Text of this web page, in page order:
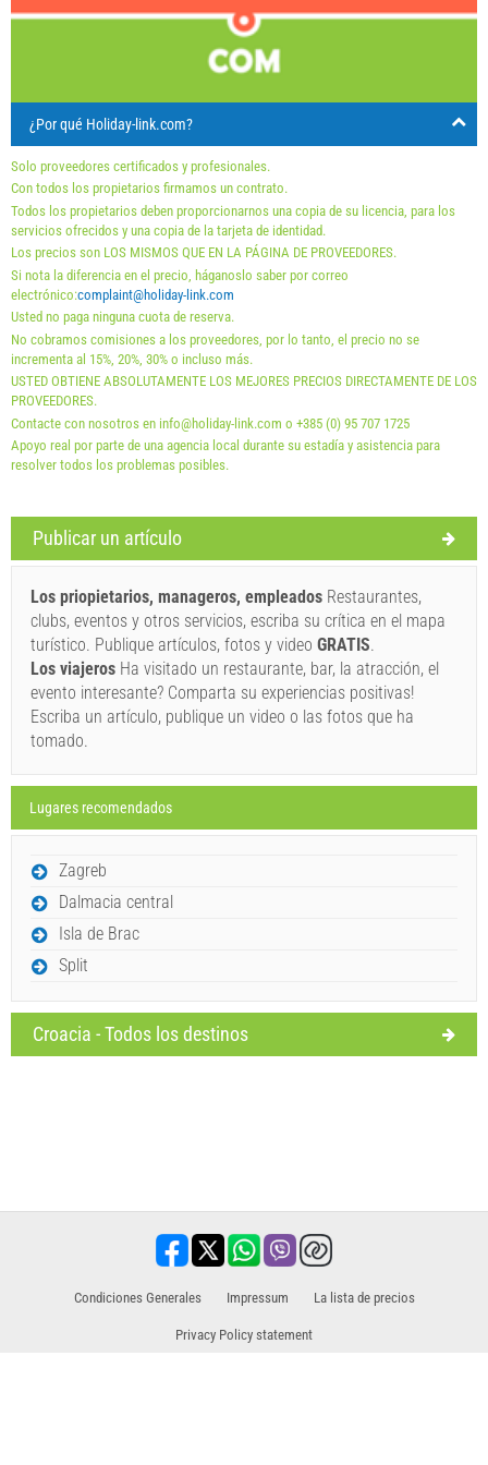
El precio vale para un numero determinado di personas
Holiday-Link paga: 3 oct. 2025 - 31 dic. 2026 / - 10 %
First minute 6 may. 2026 - 31 dic. 2027 / - 10 %
Last minute 6 may. 2026 - 31 dic. 2027 / - 15 %
Last minute 6 may. 2026 - 31 dic. 2027 / - 10 %
Obligatorio:La registracion (01.07. - 31.08): 10 EUR (once -
para_person), La registracion (01.01 - 30.06. / 01.09. -
31.12.): 5 EUR (once - para_person)
17
18 19 20 21 22
23
26 27 28
Términos y condiciones del proveedor
Reserve y espere la confirmación
Si no desea reservar de inmediato y tiene más preguntas,
por favor, complete y haga clic en "Enviar una consulta".
Enviar una consulta
¿Por qué Holiday-link.com?
Solo proveedores certificados y profesionales.
Con todos los propietarios firmamos un contrato.
Todos los propietarios deben proporcionarnos una copia de su licencia, para los
servicios ofrecidos y una copia de la tarjeta de identidad.
Los precios son LOS MISMOS QUE EN LA PÁGINA DE PROVEEDORES.
Si nota la diferencia en el precio, háganoslo saber por correo
electrónico:complaint@holiday-link.com
Usted no paga ninguna cuota de reserva.
No cobramos comisiones a los proveedores, por lo tanto, el precio no se
incrementa al 15%, 20%, 30% o incluso más.
USTED OBTIENE ABSOLUTAMENTE LOS MEJORES PRECIOS DIRECTAMENTE DE LOS
PROVEEDORES.
Contacte con nosotros en info@holiday-link.com o +385 (0) 95 707 1725
Apoyo real por parte de una agencia local durante su estadía y asistencia para
resolver todos los problemas posibles.
Publicar un artículo
Los priopietarios, manageros, empleados Restaurantes,
clubs, eventos y otros servicios, escriba su crítica en el mapa
turístico. Publique artículos, fotos y video GRATIS.
Los viajeros Ha visitado un restaurante, bar, la atracción, el
evento interesante? Comparta su experiencias positivas!
Escriba un artículo, publique un video o las fotos que ha
tomado.
Lugares recomendados
Zagreb
Dalmacia central
Isla de Brac
Split
Croacia - Todos los destinos
Condiciones Generales Impressum La lista de precios
Privacy Policy statement